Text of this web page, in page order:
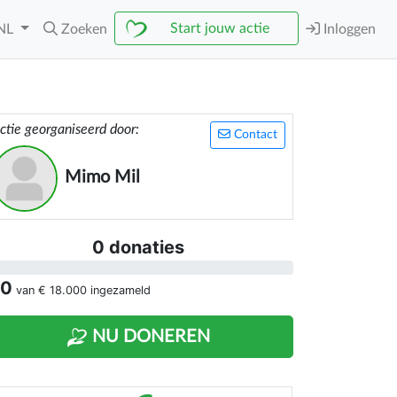
Zoeken Start jouw actie Inloggen
Contact
georganiseerd door:
Mimo Mil
0 donaties
van € 18.000 ingezameld
NU DONEREN